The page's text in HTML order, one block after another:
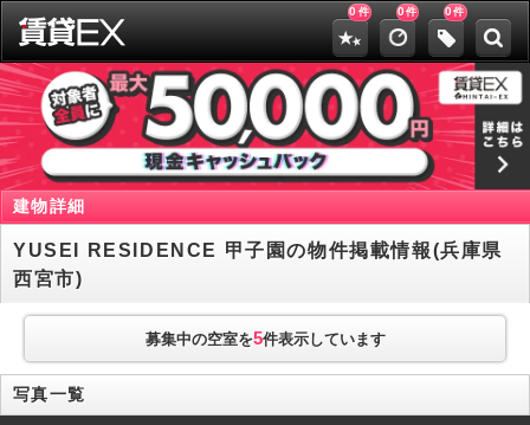
0 件 0件 0件
建物詳細
YUSEI RESIDENCE 甲子園の物件掲載情報(兵庫県
西宮市)
募集中の空室を5件表示しています
写真一覧